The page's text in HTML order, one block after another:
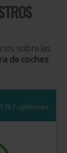
sobre las
de coches
1787 opiniones